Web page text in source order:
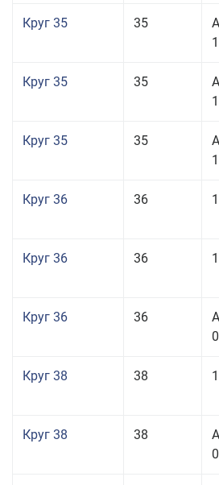
Круг 35 35
Круг 35 35
Круг 35 35
Круг 36 36
Круг 36 36
Круг 36 36
Круг 38 38
Круг 38 38